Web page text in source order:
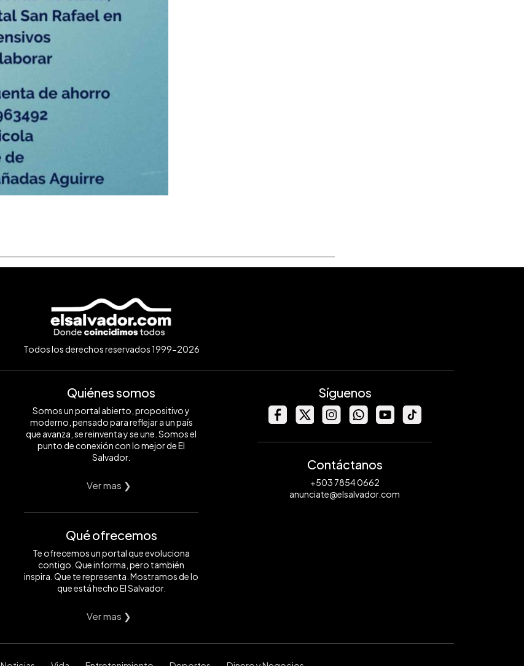
Todos los derechos reservados 1999-2026
Quiénes somos
Somos un portal abierto, propositivo y
moderno, pensado para reflejar a un país
que avanza, se reinventa y se une. Somos el
punto de conexión con lo mejor de El
Salvador.
Ver mas ❯
Qué ofrecemos
Te ofrecemos un portal que evoluciona
contigo. Que informa, pero también
inspira. Que te representa. Mostramos de lo
que está hecho El Salvador.
Ver mas ❯
Síguenos
Contáctanos
+503 7854 0662
anunciate@elsalvador.com